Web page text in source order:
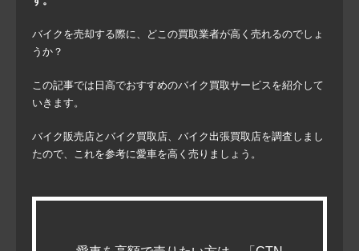
バイクを売却する際に、どこの買取業者が高く売れるのでしょ
うか？
この記事では日高でおすすめのバイク買取サービスを紹介して
いきます。
バイク販売店とバイク買取店、バイク出張買取店を調査しまし
たので、これを参考に愛車を高く売りましょう。